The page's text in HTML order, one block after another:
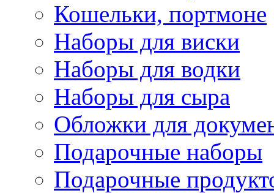
Кошельки, портмоне
Наборы для виски
Наборы для водки
Наборы для сыра
Обложки для
Подарочные наборы
Подарочные